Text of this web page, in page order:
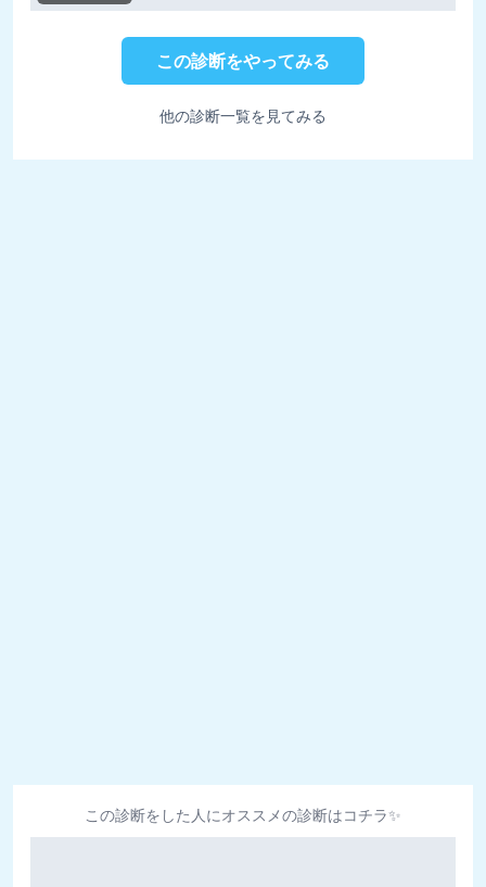
この診断をやってみる
他の診断一覧を見てみる
この診断をした人にオススメの診断はコチラ✨